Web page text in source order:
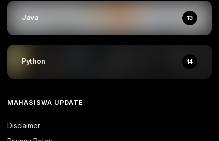
Java 13
Python 14
MAHASISWA UPDATE
Disclaimer